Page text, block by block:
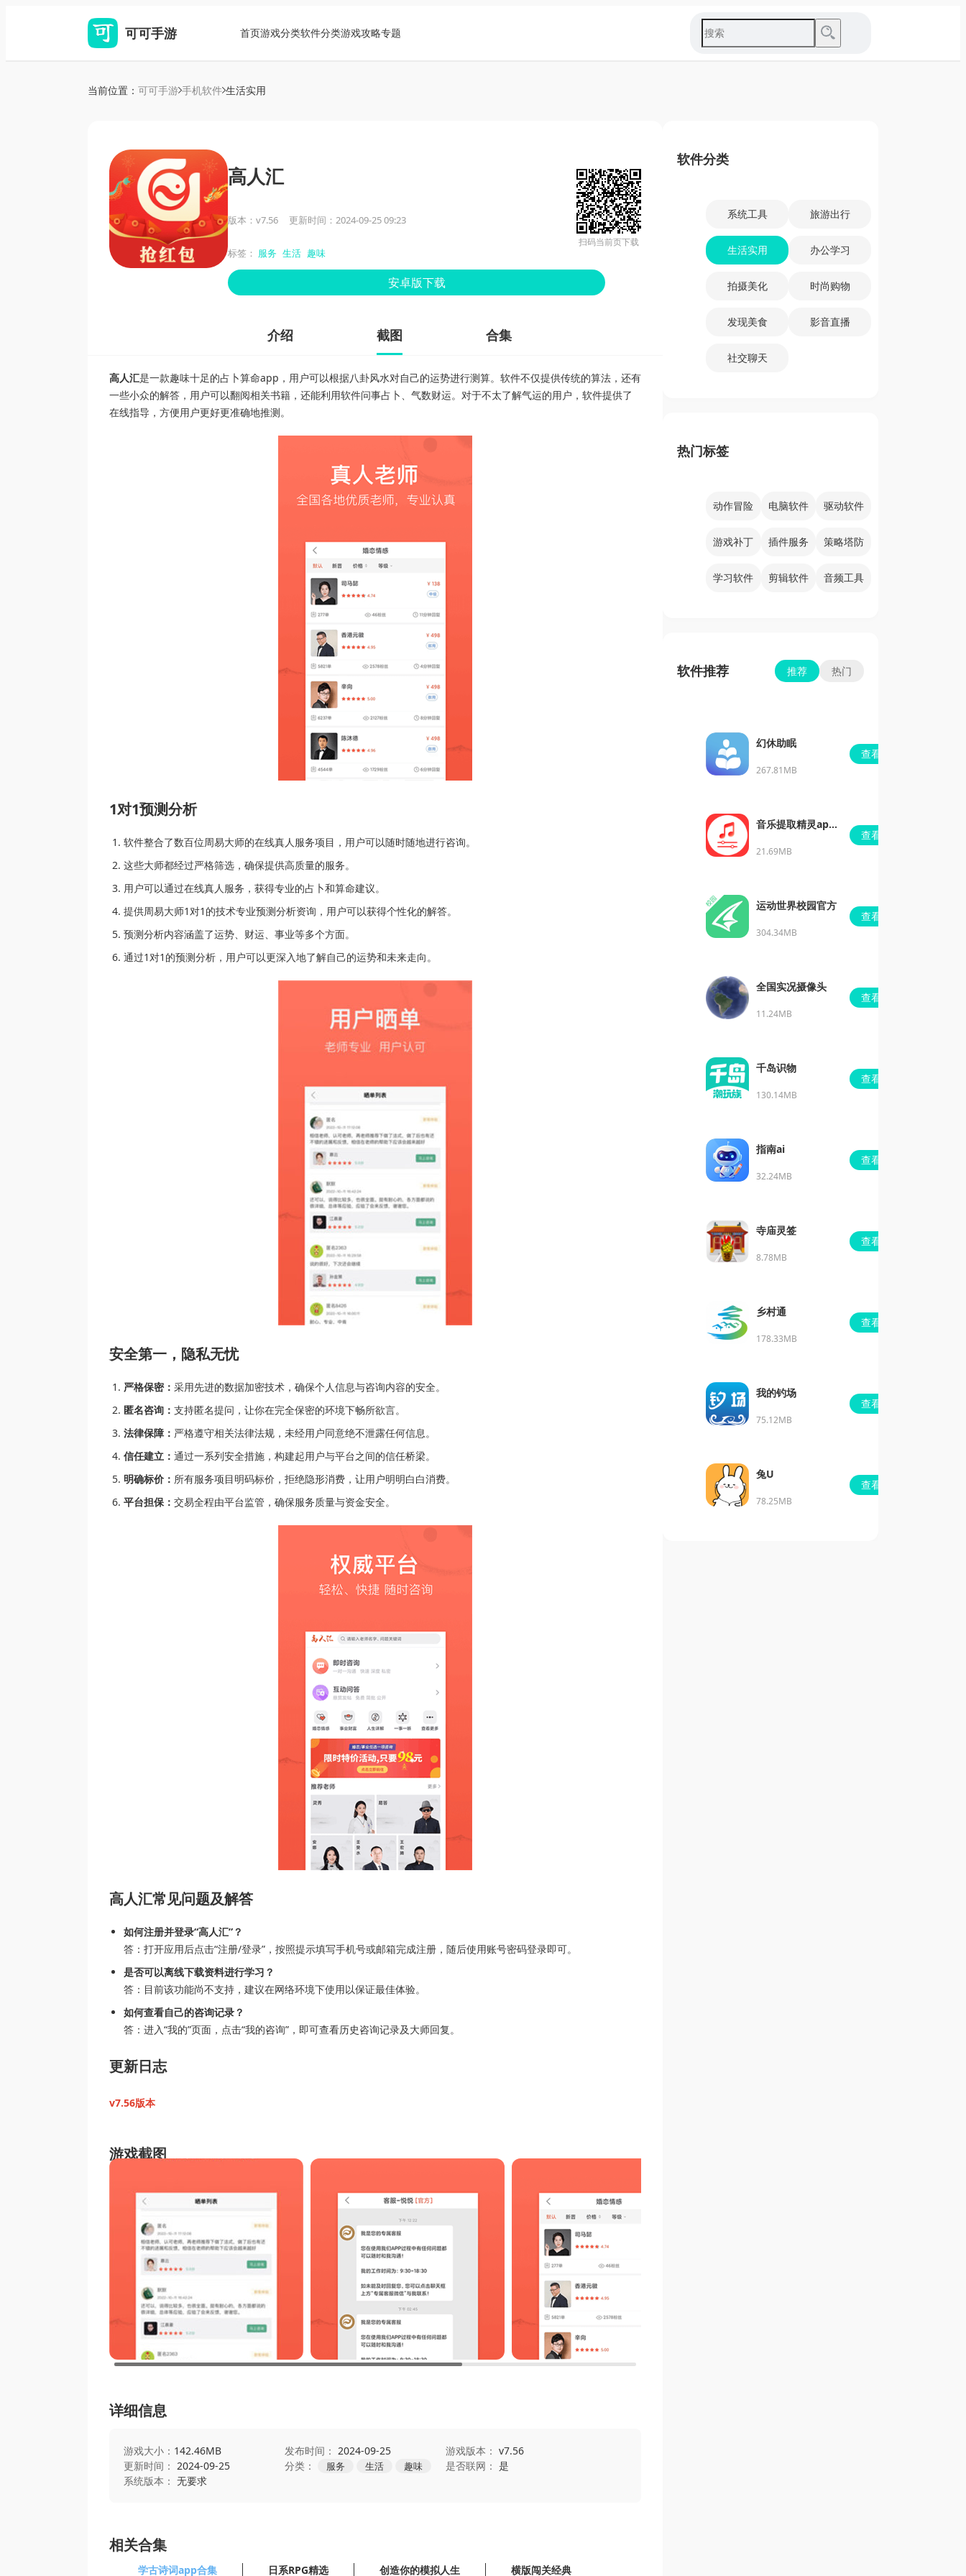
可可手游 首页游戏分类软件分类游戏攻略专题
当前位置： 可可手游 手机软件 生活实用
高人汇
版本：v7.56 更新时间：2024-09-25 09:23
标签： 服务 生活 趣味
安卓版下载
扫码当前页下载
介绍 截图 合集
高人汇是一款趣味十足的占卜算命app，用户可以根据八卦风水对自己的运势进行测算。软件不仅提供传统的算法，还有
一些小众的解答，用户可以翻阅相关书籍，还能利用软件问事占卜、气数财运。对于不太了解气运的用户，软件提供了
在线指导，方便用户更好更准确地推测。
1对1预测分析
软件整合了数百位周易大师的在线真人服务项目，用户可以随时随地进行咨询。
这些大师都经过严格筛选，确保提供高质量的服务。
用户可以通过在线真人服务，获得专业的占卜和算命建议。
提供周易大师1对1的技术专业预测分析资询，用户可以获得个性化的解答。
预测分析内容涵盖了运势、财运、事业等多个方面。
通过1对1的预测分析，用户可以更深入地了解自己的运势和未来走向。
安全第一，隐私无忧
严格保密： 采用先进的数据加密技术，确保个人信息与咨询内容的安全。
匿名咨询： 支持匿名提问，让你在完全保密的环境下畅所欲言。
法律保障： 严格遵守相关法律法规，未经用户同意绝不泄露任何信息。
信任建立： 通过一系列安全措施，构建起用户与平台之间的信任桥梁。
明确标价： 所有服务项目明码标价，拒绝隐形消费，让用户明明白白消费。
平台担保： 交易全程由平台监管，确保服务质量与资金安全。
高人汇常见问题及解答
如何注册并登录“高人汇”？
答：打开应用后点击“注册/登录”，按照提示填写手机号或邮箱完成注册，随后使用账号密码登录即可。
是否可以离线下载资料进行学习？
答：目前该功能尚不支持，建议在网络环境下使用以保证最佳体验。
如何查看自己的咨询记录？
答：进入“我的”页面，点击“我的咨询”，即可查看历史咨询记录及大师回复。
更新日志
v7.56版本
游戏截图
详细信息
游戏大小： 142.46MB 发布时间： 2024-09-25 游戏版本： v7.56
更新时间： 2024-09-25 分类： 服务 生活 趣味 是否联网： 是
系统版本： 无要求
相关合集
学古诗词app合集 日系RPG精选 创造你的模拟人生 横版闯关经典
软件分类
系统工具 旅游出行
生活实用 办公学习
拍摄美化 时尚购物
发现美食 影音直播
社交聊天
热门标签
动作冒险 电脑软件 驱动软件
游戏补丁 插件服务 策略塔防
学习软件 剪辑软件 音频工具
软件推荐 推荐 热门
幻休助眠
267.81MB
查看
音乐提取精灵app
最新版
21.69MB
查看
运动世界校园官方
304.34MB
查看
全国实况摄像头
11.24MB
查看
千岛识物
130.14MB
查看
指南ai
32.24MB
查看
寺庙灵签
8.78MB
查看
乡村通
178.33MB
查看
我的钓场
75.12MB
查看
兔U
78.25MB
查看